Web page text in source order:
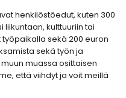
henkilöstöedut, kuten 300
kulttuuriin tai
sekä 200 euron
sekä työn ja
muassa osittaisen
että viihdyt ja voit meillä